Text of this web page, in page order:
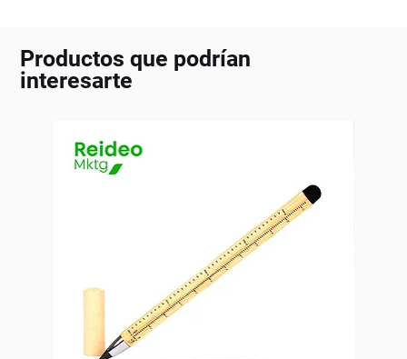
Productos que podrían
interesarte